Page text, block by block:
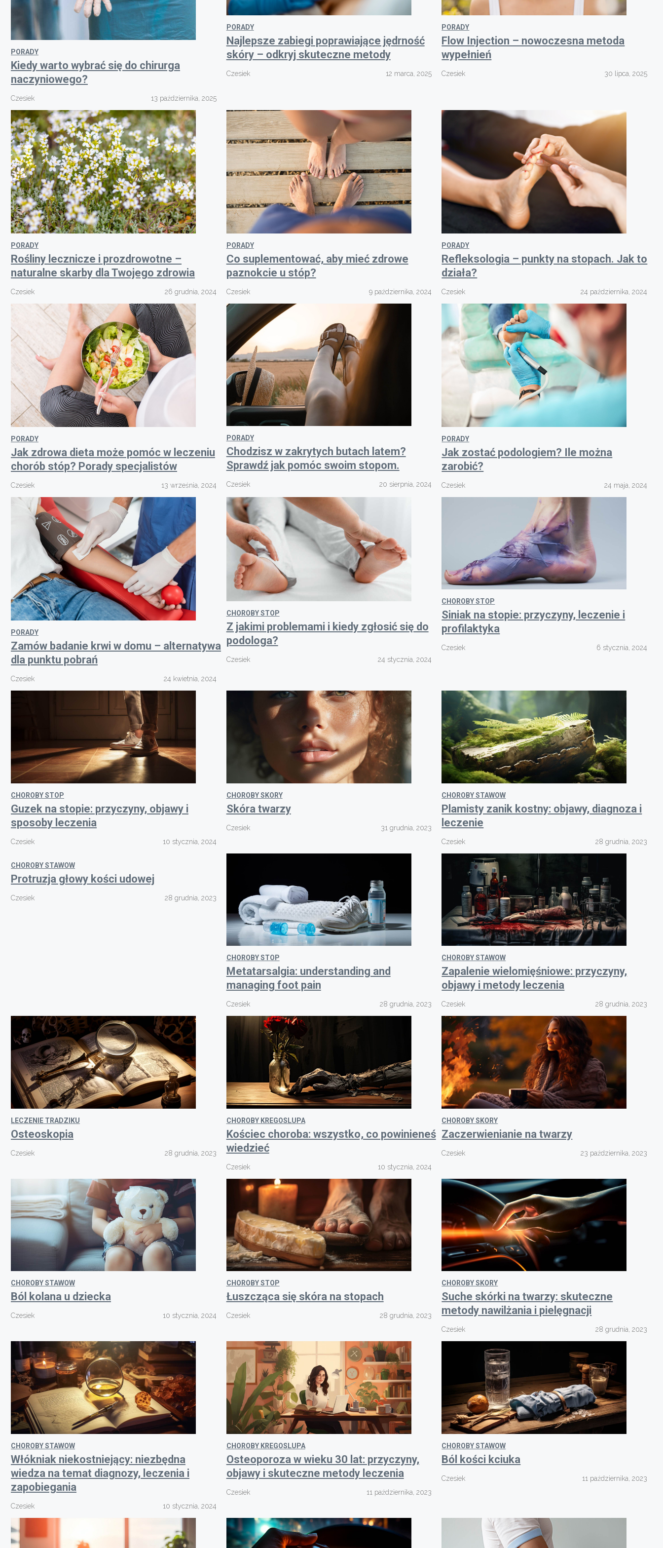
PORADY
Kiedy warto wybrać się do chirurga
naczyniowego?
Czesiek 13 października, 2025
PORADY
Najlepsze zabiegi poprawiające jędrność
skóry – odkryj skuteczne metody
Czesiek 12 marca, 2025
PORADY
Flow Injection – nowoczesna metoda
wypełnień
Czesiek 30 lipca, 2025
PORADY
Rośliny lecznicze i prozdrowotne –
naturalne skarby dla Twojego zdrowia
Czesiek 26 grudnia, 2024
PORADY
Co suplementować, aby mieć zdrowe
paznokcie u stóp?
Czesiek 9 października, 2024
PORADY
Refleksologia – punkty na stopach. Jak to
działa?
Czesiek 24 października, 2024
PORADY
Jak zdrowa dieta może pomóc w leczeniu
chorób stóp? Porady specjalistów
Czesiek 13 września, 2024
PORADY
Chodzisz w zakrytych butach latem?
Sprawdź jak pomóc swoim stopom.
Czesiek 20 sierpnia, 2024
PORADY
Jak zostać podologiem? Ile można
zarobić?
Czesiek 24 maja, 2024
PORADY
Zamów badanie krwi w domu – alternatywa
dla punktu pobrań
Czesiek 24 kwietnia, 2024
CHOROBY STOP
Z jakimi problemami i kiedy zgłosić się do
podologa?
Czesiek 24 stycznia, 2024
CHOROBY STOP
Siniak na stopie: przyczyny, leczenie i
profilaktyka
Czesiek 6 stycznia, 2024
CHOROBY STOP
Guzek na stopie: przyczyny, objawy i
sposoby leczenia
Czesiek 10 stycznia, 2024
CHOROBY SKORY
Skóra twarzy
Czesiek 31 grudnia, 2023
CHOROBY STAWOW
Plamisty zanik kostny: objawy, diagnoza i
leczenie
Czesiek 28 grudnia, 2023
CHOROBY STAWOW
Protruzja głowy kości udowej
Czesiek 28 grudnia, 2023
CHOROBY STOP
Metatarsalgia: understanding and
managing foot pain
Czesiek 28 grudnia, 2023
CHOROBY STAWOW
Zapalenie wielomięśniowe: przyczyny,
objawy i metody leczenia
Czesiek 28 grudnia, 2023
LECZENIE TRADZIKU
Osteoskopia
Czesiek 28 grudnia, 2023
CHOROBY KREGOSLUPA
Kościec choroba: wszystko, co powinieneś
wiedzieć
Czesiek 10 stycznia, 2024
CHOROBY SKORY
Zaczerwienianie na twarzy
Czesiek 23 października, 2023
CHOROBY STAWOW
Ból kolana u dziecka
Czesiek 10 stycznia, 2024
CHOROBY STOP
Łuszcząca się skóra na stopach
Czesiek 28 grudnia, 2023
CHOROBY SKORY
Suche skórki na twarzy: skuteczne
metody nawilżania i pielęgnacji
Czesiek 28 grudnia, 2023
CHOROBY STAWOW
Włókniak niekostniejący: niezbędna
wiedza na temat diagnozy, leczenia i
zapobiegania
Czesiek 10 stycznia, 2024
CHOROBY KREGOSLUPA
Osteoporoza w wieku 30 lat: przyczyny,
objawy i skuteczne metody leczenia
Czesiek 11 października, 2023
CHOROBY STAWOW
Ból kości kciuka
Czesiek 11 października, 2023